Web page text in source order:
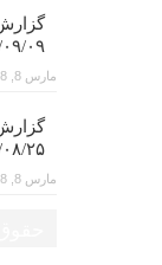
مارس 8, 2018
۹۶/
مارس 8, 2018